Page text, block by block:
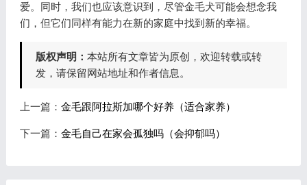
爱。同时，我们也应该意识到，尽管金毛犬可能会想念我
们，但它们同样有能力在新的家庭中找到新的幸福。
版权声明： 本站所有文章皆为原创，欢迎转载或转
发，请保留网站地址和作者信息。
上一篇： 金毛跟阿拉斯加哪个好养（适合家养）
下一篇： 金毛自己在家会孤独吗（会抑郁吗）